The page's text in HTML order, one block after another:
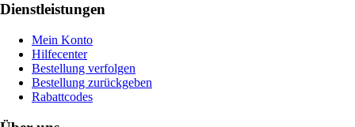
Dienstleistungen
Mein Konto
Hilfecenter
Bestellung verfolgen
Bestellung zurückgeben
Rabattcodes